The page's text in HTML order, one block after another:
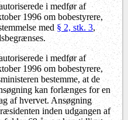
i medfør af
1996 om bobestyrere,
med § 2, stk. 3,
i medfør af
1996 om bobestyrere,
bestemme, at de
kan forlænges for en
af hvervet. Ansøgning
inden udgangen af